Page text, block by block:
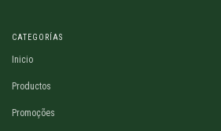
CATEGORÍAS
Inicio
Productos
Promoções